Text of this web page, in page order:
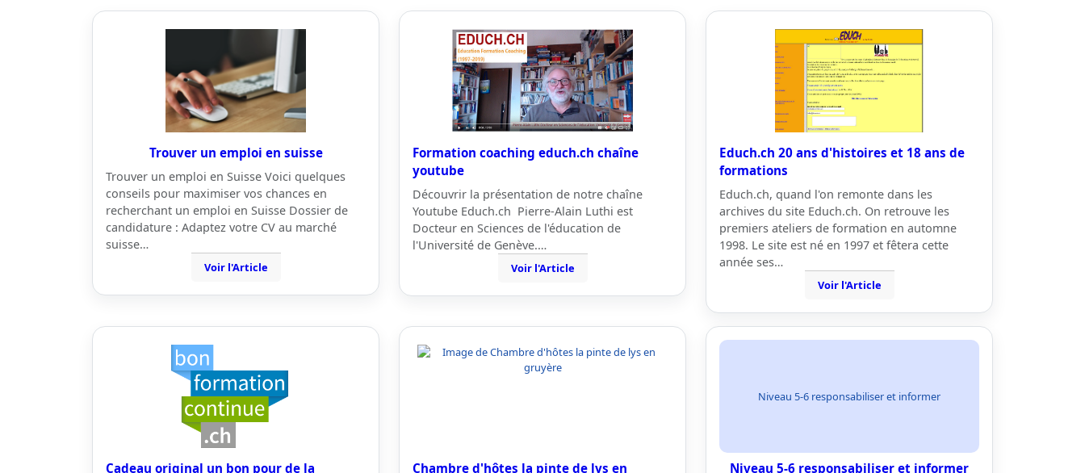
Trouver un emploi en suisse
Trouver un emploi en Suisse Voici quelques
conseils pour maximiser vos chances en
recherchant un emploi en Suisse Dossier de
candidature : Adaptez votre CV au marché
suisse…
Voir l'Article
Formation coaching educh.ch chaîne
youtube
Découvrir la présentation de notre chaîne
Youtube Educh.ch Pierre-Alain Luthi est
Docteur en Sciences de l'éducation de
l'Université de Genève.…
Voir l'Article
Educh.ch 20 ans d'histoires et 18 ans de
formations
Educh.ch, quand l'on remonte dans les
archives du site Educh.ch. On retrouve les
premiers ateliers de formation en automne
1998. Le site est né en 1997 et fêtera cette
année ses…
Voir l'Article
Cadeau original un bon pour de la
Chambre d'hôtes la pinte de lys en
Niveau 5-6 responsabiliser et informer
Niveau 5-6 responsabiliser et informer